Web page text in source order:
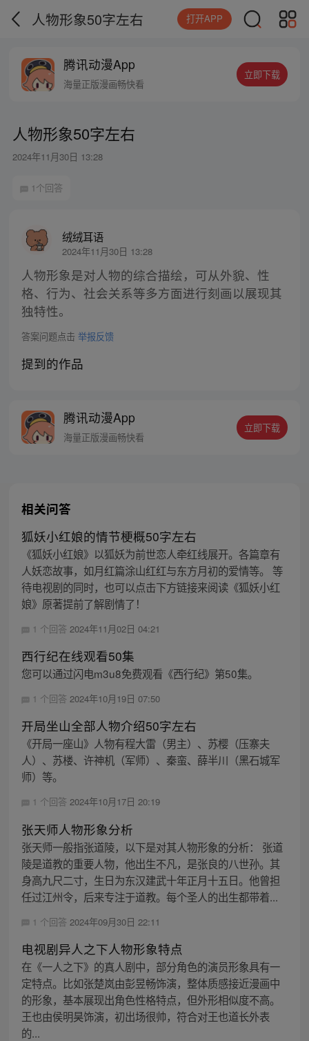
人物形象50字左右 打开APP
腾讯动漫App
海量正版漫画畅快看
立即下载
人物形象50字左右
2024年11月30日 13:28
1个回答
绒绒耳语
2024年11月30日 13:28
人物形象是对人物的综合描绘，可从外貌、性
格、行为、社会关系等多方面进行刻画以展现其
独特性。
答案问题点击 举报反馈
提到的作品
腾讯动漫App
海量正版漫画畅快看
立即下载
相关问答
狐妖小红娘的情节梗概50字左右
《狐妖小红娘》以狐妖为前世恋人牵红线展开。各篇章有
人妖恋故事，如月红篇涂山红红与东方月初的爱情等。 等
待电视剧的同时，也可以点击下方链接来阅读《狐妖小红
娘》原著提前了解剧情了！
1 个回答 2024年11月02日 04:21
西行纪在线观看50集
您可以通过闪电m3u8免费观看《西行纪》第50集。
1 个回答 2024年10月19日 07:50
开局坐山全部人物介绍50字左右
《开局一座山》人物有程大雷（男主）、苏樱（压寨夫
人）、苏楼、许神机（军师）、秦蛮、薛半川（黑石城军
师）等。
1 个回答 2024年10月17日 20:19
张天师人物形象分析
张天师一般指张道陵，以下是对其人物形象的分析： 张道
陵是道教的重要人物，他出生不凡，是张良的八世孙。其
身高九尺二寸，生日为东汉建武十年正月十五日。他曾担
任过江州令，后来专注于道教。每个圣人的出生都带着...
1 个回答 2024年09月30日 22:11
电视剧异人之下人物形象特点
在《一人之下》的真人剧中，部分角色的演员形象具有一
定特点。比如张楚岚由彭昱畅饰演，整体质感接近漫画中
的形象，基本展现出角色性格特点，但外形相似度不高。
王也由侯明昊饰演，初出场很帅，符合对王也道长外表
的...